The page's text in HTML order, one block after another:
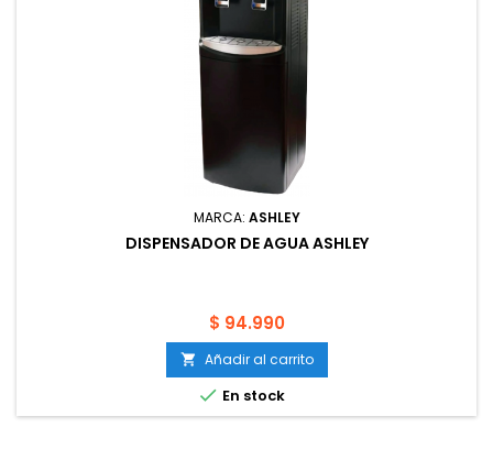
MARCA: ASHLEY
DISPENSADOR DE AGUA ASHLEY
Precio
$ 94.990
 Añadir al carrito
 En stock